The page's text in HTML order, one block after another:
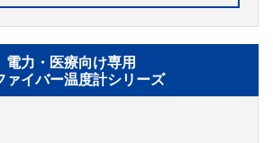
電力・医療向け専用
ァイバー温度計シリーズ